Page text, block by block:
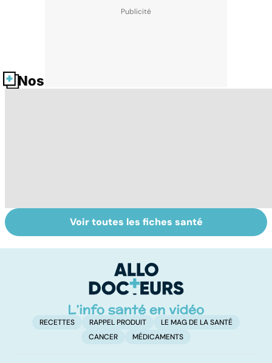
Nos fiches santé
Bien dormir,
mais... sans
Faire du sport à
domicile, c'est
Voir toutes les fiches santé
RECETTES RAPPEL PRODUIT
LE MAG DE LA SANTÉ
CANCER
MÉDICAMENTS